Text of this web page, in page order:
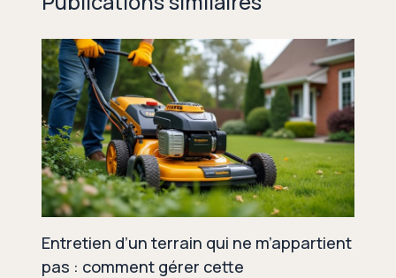
Entretien d’un terrain qui ne m’appartient
pas : comment gérer cette